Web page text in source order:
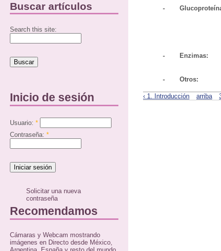
Buscar artículos
Search this site:
Inicio de sesión
Usuario: *
Contraseña: *
Solicitar una nueva
contraseña
Recomendamos
Cámaras y Webcam mostrando
imágenes en Directo desde México,
-
- Enzimas:
- Otros:
‹ 1. Introducción arriba